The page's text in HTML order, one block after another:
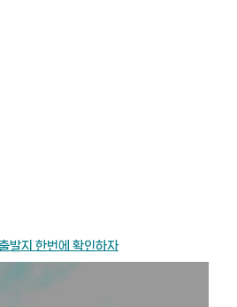
발지 한번에 확인하자